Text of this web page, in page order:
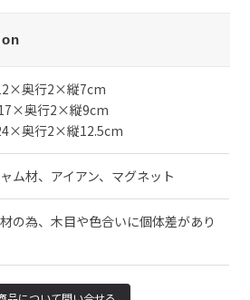
奥行2×縦7cm
奥行2×縦9cm
奥行2×縦12.5cm
ム材、アイアン、マグネット
の為、木目や色合いに個体差があり